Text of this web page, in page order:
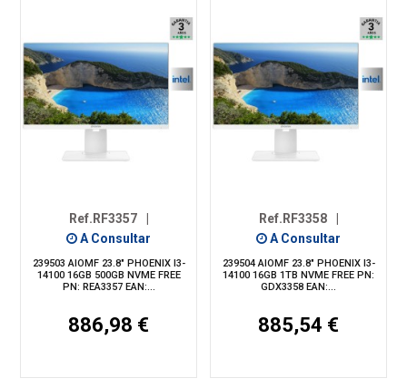
Ref.RF3357
A Consultar
239503 AIOMF 23.8" PHOENIX I3-
14100 16GB 500GB NVME FREE
PN: REA3357 EAN:...
886,98 €
Ref.RF3358
A Consultar
239504 AIOMF 23.8" PHOENIX I3-
14100 16GB 1TB NVME FREE PN:
GDX3358 EAN:...
885,54 €